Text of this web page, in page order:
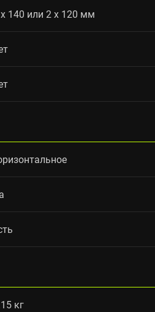
140 или 2 x 120 мм
кг